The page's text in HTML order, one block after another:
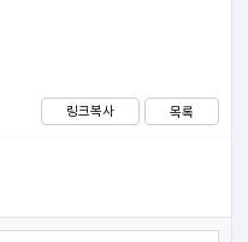
링크복사 목록